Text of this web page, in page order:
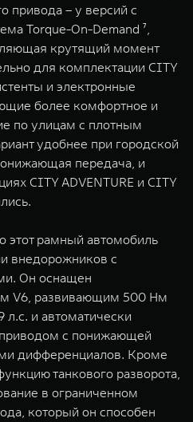
привода – у версий с
Torque-On-Demand ⁷,
крутящий момент
для комплектации CITY
и электронные
более комфортное и
по улицам с плотным
удобнее при городской
передача, и
CITY ADVENTURE и CITY
этот рамный автомобиль
внедорожников с
Он оснащен
V6, развивающим 500 Нм
и автоматически
с понижающей
дифференциалов. Кроме
танкового разворота,
в ограниченном
который он способен